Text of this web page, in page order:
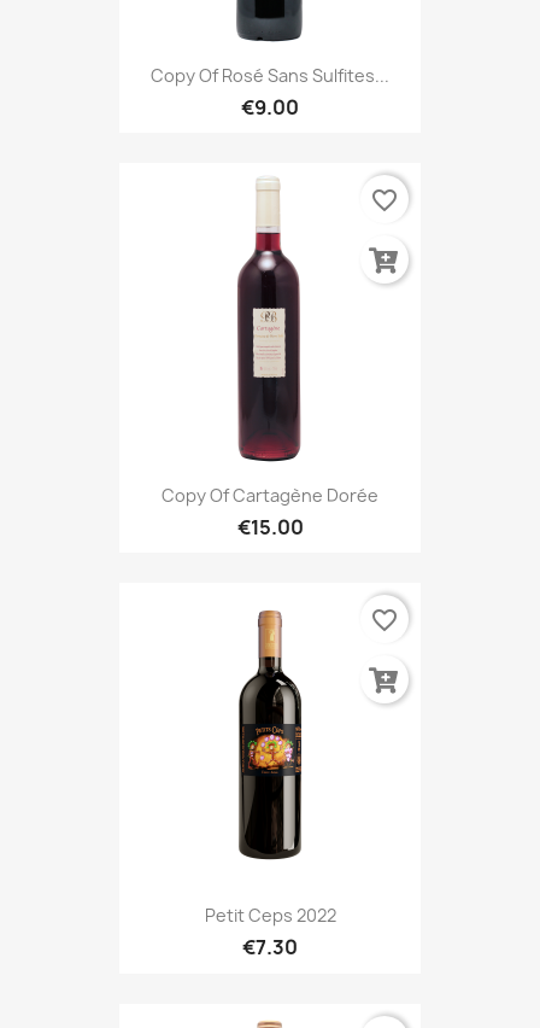
Copy Of Rosé Sans Sulfites...
€9.00
Copy Of Cartagène Dorée
€15.00
favorite_border
Petit Ceps 2022
€7.30
favorite_border